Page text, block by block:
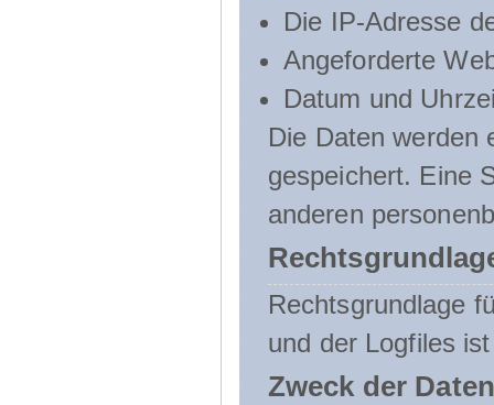
Die IP-Adresse
Angeforderte
Datum und
Die Daten werden
gespeichert. Eine
anderen
Rechtsgrundlage
und der Logfiles
Zweck der